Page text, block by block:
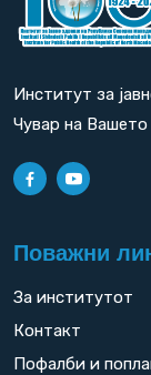
Институт за
Чувар на Вашето
Поважни
За институтот
Контакт
Пофалби и